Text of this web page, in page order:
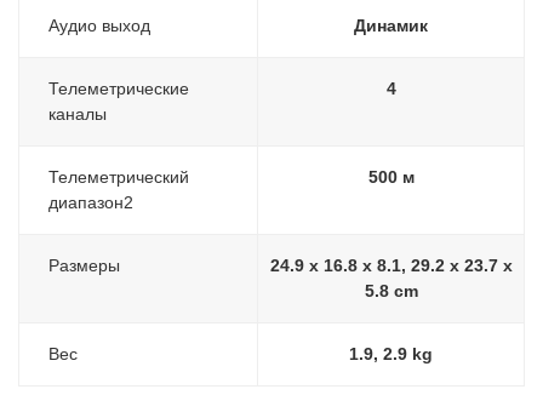
Аудио выход Динамик
Телеметрические
каналы
4
Телеметрический
диапазон2
500 м
Размеры
24.9 x 16.8 x 8.1, 29.2 x 23.7 x
5.8 cm
Вес 1.9, 2.9 kg